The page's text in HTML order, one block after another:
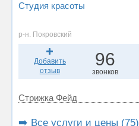
Студия красоты
р-н. Покровский
Добавить
отзыв
96
звонков
Стрижка Фейд
➡️ Все услуги и цены (75)